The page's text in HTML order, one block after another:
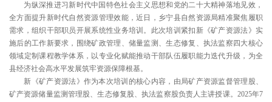
2025-08-04
06:43:16
为纵深推进习新时代中国特色社会主义思想和党的二十大精神落地见效，
全方面提升新时代自然资源管理效能，近日，乡宁县自然资源局精准聚焦履职
需求，组织干部职员开展系统性业务培训。此次培训紧扣新《矿产资源法》实
施后的工作新要求，围绕矿政管理、储量监测、生态修复、执法监察四大核心
领域定制课程教学体系，以专业化赋能推动干部队伍履职能力迭代升级，为全
县经济社会高水平发展筑牢资源保障根基。
新《矿产资源法》作为本次培训的核心内容，由局矿产资源监督管理股、
矿产资源储量监测管理股、生态修复股、执法监察股负责人主讲授课。2025年7